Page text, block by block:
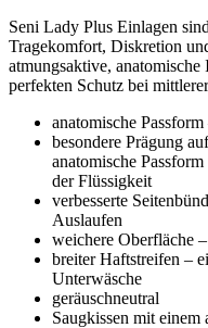
Seni Lady Plus Einlagen
Tragekomfort, Diskretion
atmungsaktive,
perfekten Schutz bei
anatomische
besondere Prägung
anatomische
der Flüssigkeit
verbesserte
Auslaufen
weichere Oberfläche
breiter Haftstreifen –
Unterwäsche
geräuschneutral
Saugkissen mit einem